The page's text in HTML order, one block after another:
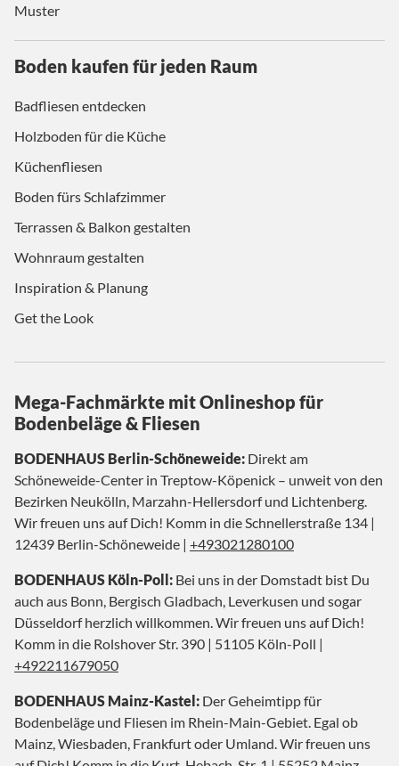
Muster
Boden kaufen für jeden Raum
Badfliesen entdecken
Holzboden für die Küche
Küchenfliesen
Boden fürs Schlafzimmer
Terrassen & Balkon gestalten
Wohnraum gestalten
Inspiration & Planung
Get the Look
Mega-Fachmärkte mit Onlineshop für
Bodenbeläge & Fliesen
BODENHAUS Berlin-Schöneweide: Direkt am
Schöneweide-Center in Treptow-Köpenick – unweit von den
Bezirken Neukölln, Marzahn-Hellersdorf und Lichtenberg.
Wir freuen uns auf Dich! Komm in die Schnellerstraße 134 |
12439 Berlin-Schöneweide | +493021280100
BODENHAUS Köln-Poll: Bei uns in der Domstadt bist Du
auch aus Bonn, Bergisch Gladbach, Leverkusen und sogar
Düsseldorf herzlich willkommen. Wir freuen uns auf Dich!
Komm in die Rolshover Str. 390 | 51105 Köln-Poll |
+492211679050
BODENHAUS Mainz-Kastel: Der Geheimtipp für
Bodenbeläge und Fliesen im Rhein-Main-Gebiet. Egal ob
Mainz, Wiesbaden, Frankfurt oder Umland. Wir freuen uns